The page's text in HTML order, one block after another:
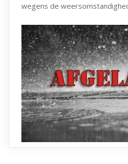
wegens de